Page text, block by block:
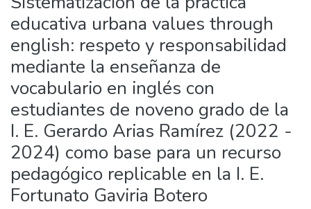
Statistics
educativa urbana values through
english: respeto y responsabilidad
mediante la enseñanza de
vocabulario en inglés con
estudiantes de noveno grado de la
I. E. Gerardo Arias Ramírez (2022 -
2024) como base para un recurso
pedagógico replicable en la I. E.
Fortunato Gaviria Botero